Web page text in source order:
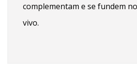
complementam e se fundem
vivo.